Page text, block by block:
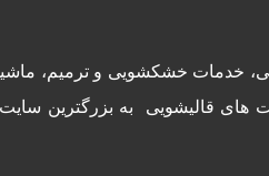
های قالیشویی، خدمات خشکشویی و
های قالیشویی به بزرگترین